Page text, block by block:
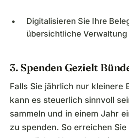
Digitalisieren Sie Ihre
übersichtliche
3. Spenden Gezielt
Falls Sie jährlich nur kleinere
kann es steuerlich sinnvoll
sammeln und in einem Jahr
zu spenden. So erreichen